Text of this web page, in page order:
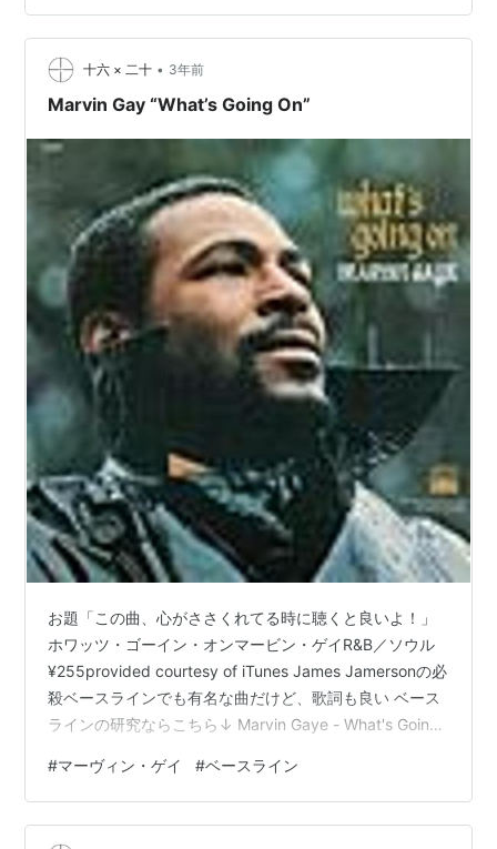
かかとで交互に踏んでいるとおもう。 ビッグ・ビルの親
指は、複弦をひいているというだけでなく、スラップに
もなっているようなかんじである。手の角度をかえたり
してみたものの、うまく再現できない…
十六 × 二十 • 3年前
Marvin Gay “What’s Going On”
お題「この曲、心がささくれてる時に聴くと良いよ！」
ホワッツ・ゴーイン・オンマービン・ゲイR&B／ソウル
¥255provided courtesy of iTunes James Jamersonの必
殺ベースラインでも有名な曲だけど、歌詞も良い ベース
ラインの研究ならこちら↓ Marvin Gaye - What's Going
https://youtu.be/e4_QDyvWtR4?
si=0iN9xEz7zUE6I4RQ
#マーヴィン・ゲイ #ベースライン